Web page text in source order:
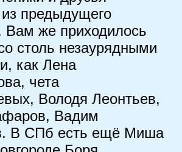
предыдущего
Вам же приходилось
столь незаурядными
как Лена
чета
Володя Леонтьев,
Вадим
В СПб есть ещё Миша